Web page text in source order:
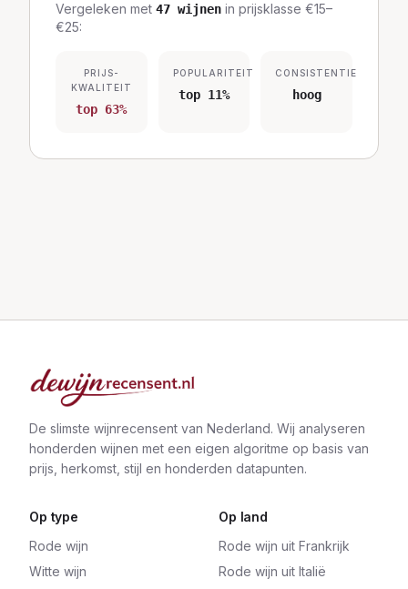
Vergeleken met 47 wijnen in prijsklasse €15–
€25:
PRIJS-
KWALITEIT
top 63%
POPULARITEIT
top 11%
CONSISTENTIE
hoog
De slimste wijnrecensent van Nederland. Wij analyseren
honderden wijnen met een eigen algoritme op basis van
prijs, herkomst, stijl en honderden datapunten.
Op type
Rode wijn
Witte wijn
Op land
Rode wijn uit Frankrijk
Rode wijn uit Italië